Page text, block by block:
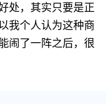
处，其实只要是正
我个人认为这种商
闹了一阵之后，很